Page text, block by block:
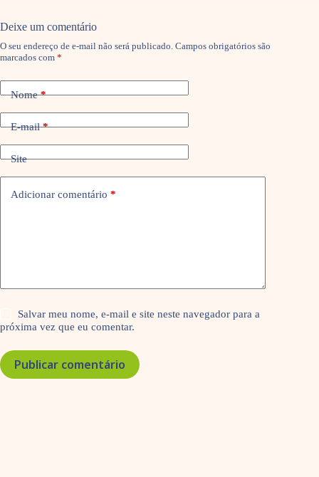
Deixe um comentário
O seu endereço de e-mail não será publicado. Campos obrigatórios são
marcados com *
Nome*
E-mail*
Site
Adicionar comentário *
Salvar meu nome, e-mail e site neste navegador para a
próxima vez que eu comentar.
Publicar comentário